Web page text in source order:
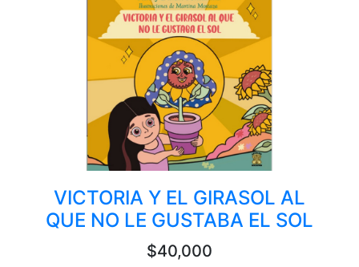
VICTORIA Y EL GIRASOL AL
QUE NO LE GUSTABA EL SOL
$40,000